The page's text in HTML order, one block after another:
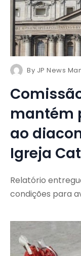
By JP News
mantém
ao
Igreja
Relatório
condições para